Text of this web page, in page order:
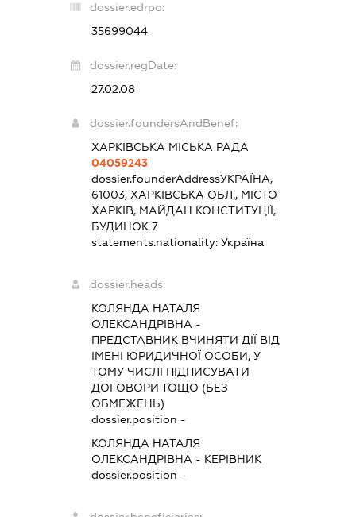
dossier.edrpo:
35699044
dossier.regDate:
27.02.08
dossier.foundersAndBenef:
ХАРКІВСЬКА МІСЬКА РАДА
04059243
dossier.founderAddressУКРАЇНА,
61003, ХАРКІВСЬКА ОБЛ., МІСТО
ХАРКІВ, МАЙДАН КОНСТИТУЦІЇ,
БУДИНОК 7
statements.nationality:Україна
dossier.heads:
КОЛЯНДА НАТАЛЯ
ОЛЕКСАНДРІВНА -
ПРЕДСТАВНИК ВЧИНЯТИ ДІЇ ВІД
ІМЕНІ ЮРИДИЧНОЇ ОСОБИ, У
ТОМУ ЧИСЛІ ПІДПИСУВАТИ
ДОГОВОРИ ТОЩО (БЕЗ
ОБМЕЖЕНЬ)
dossier.position -
КОЛЯНДА НАТАЛЯ
ОЛЕКСАНДРІВНА - КЕРІВНИК
dossier.position -